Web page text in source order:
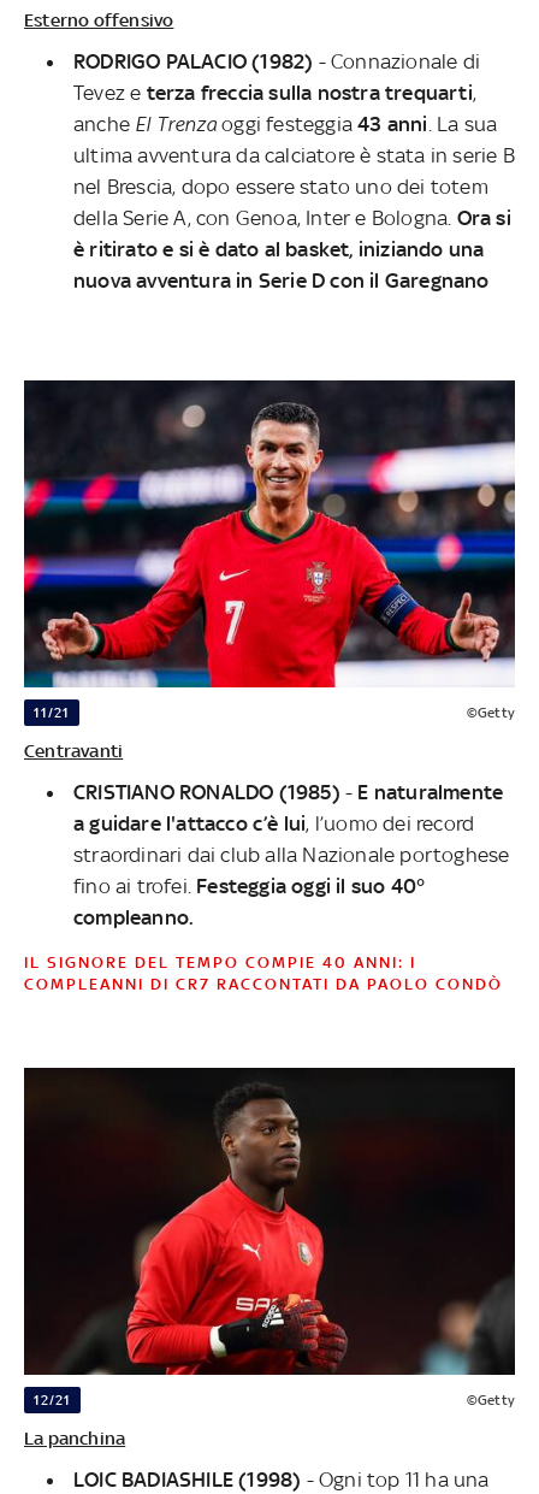
Esterno offensivo
RODRIGO PALACIO (1982) - Connazionale di
Tevez e terza freccia sulla nostra trequarti,
anche El Trenzaoggi festeggia43 anni. La sua
ultima avventura da calciatore è stata in serie B
nel Brescia, dopo essere stato uno dei totem
della Serie A, con Genoa, Inter e Bologna. Orasi
è ritirato e si è dato al basket, iniziando una
nuova avventura in Serie D con il Garegnano
11/21 ©Getty
Centravanti
CRISTIANO RONALDO (1985) - E naturalmente
a guidare l'attacco c’è lui, l’uomo dei record
straordinari dai club alla Nazionale portoghese
fino ai trofei. Festeggia oggi il suo 40°
compleanno.
IL SIGNORE DEL TEMPO COMPIE 40 ANNI: I
COMPLEANNI DI CR7 RACCONTATI DA PAOLO CONDÒ
12/21 ©Getty
La panchina
LOIC BADIASHILE (1998) - Ogni top 11 ha una